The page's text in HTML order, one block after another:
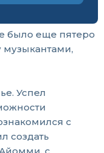
было еще пятеро
Успел
с
создать